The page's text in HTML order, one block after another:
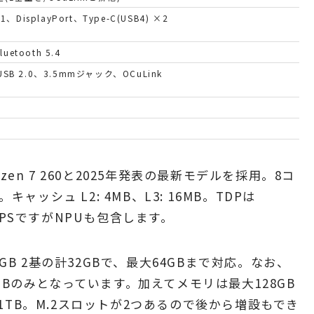
、DisplayPort、Type-C(USB4) ×2
5.4
2.0、3.5mmジャック、OCuLink
7 260と2025年発表の最新モデルを採用。8コ
キャッシュ L2: 4MB、L3: 16MB。TDPは
ですがNPUも包含します。
2基の計32GBで、最大64GBまで対応。なお、
みとなっています。加えてメモリは最大128GB
。M.2スロットが2つあるので後から増設もでき